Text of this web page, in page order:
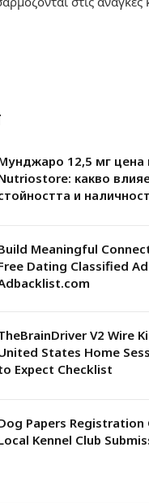
12,5 мг цена
какво
и
Meaningful
Dating Classified
V2 Wire
States Home
Expect Checklist
Papers Registration
Kennel Club